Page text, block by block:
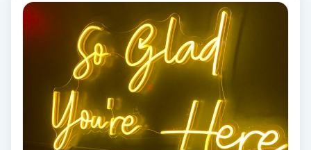
Fransk manikyr
Fransrengöring
Frekvensterapi